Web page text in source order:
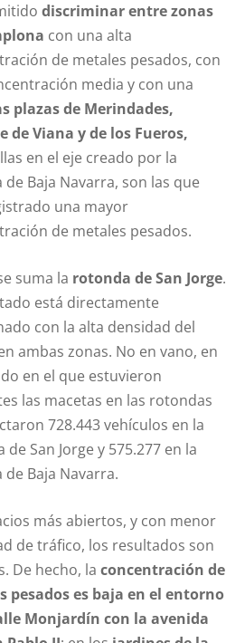
discriminar entre zonas
con una alta
de metales pesados, con
media y con una
plazas de Merindades,
de Viana y de los Fueros,
en el eje creado por la
de Baja Navarra, son las que
una mayor
de metales pesados.
suma la rotonda de San Jorge.
está directamente
con la alta densidad del
ambas zonas. No en vano, en
en el que estuvieron
las macetas en las rotondas
728.443 vehículos en la
San Jorge y 575.277 en la
de Baja Navarra.
más abiertos, y con menor
de tráfico, los resultados son
De hecho, la concentración de
pesados es baja en el entorno
Monjardín con la avenida